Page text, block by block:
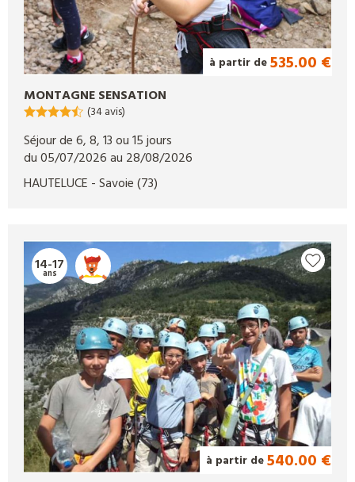
à partir de535.00 €
MONTAGNE SENSATION
(34 avis)
Séjour de 6, 8, 13 ou 15 jours
du 05/07/2026 au 28/08/2026
HAUTELUCE - Savoie(73)
14-17
ans
à partir de540.00 €